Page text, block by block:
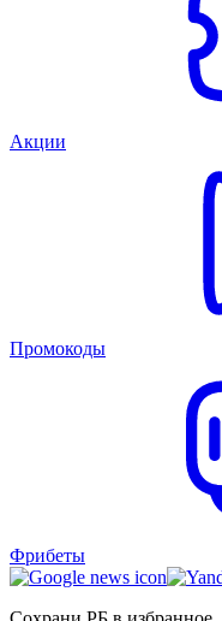
Акции
Промокоды
Фрибеты